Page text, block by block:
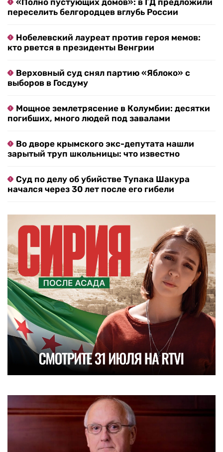
«Полно пустующих домов»: в ГД предложили
переселить белгородцев вглубь России
Нобелевский лауреат против героя мемов:
кто рвется в президенты Венгрии
Верховный суд снял партию «Яблоко» с
выборов в Госдуму
Мощное землетрясение в Колумбии: десятки
погибших, много людей под завалами
Во дворе крымского экс-депутата нашли
зарытый труп школьницы: что известно
Суд по делу об убийстве Тупака Шакура
начался через 30 лет после его гибели